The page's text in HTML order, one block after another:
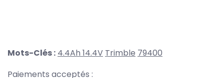
Mots-Clés : 4.4Ah 14.4V Trimble 79400
Paiements acceptés :